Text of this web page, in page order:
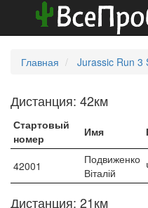
Главная Jurassic Run 3
Дистанция: 42км
Стартовый
номер
Имя
42001
Подвиженко
Віталій
Дистанция: 21км